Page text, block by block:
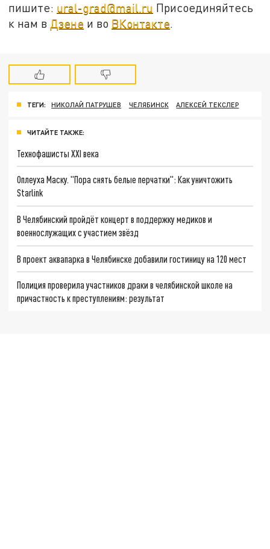
пишите: ural-grad@mail.ru Присоединяйтесь
к нам в Дзене и во ВКонтакте.
ТЕГИ: НИКОЛАЙ ПАТРУШЕВ ЧЕЛЯБИНСК АЛЕКСЕЙ ТЕКСЛЕР
ЧИТАЙТЕ ТАКЖЕ:
Технофашисты XXI века
Оплеуха Маску. "Пора снять белые перчатки": Как уничтожить
Starlink
В Челябинский пройдёт концерт в поддержку медиков и
военнослужащих с участием звёзд
В проект аквапарка в Челябинске добавили гостиницу на 120 мест
Полиция проверила участников драки в челябинской школе на
причастность к преступлениям: результат